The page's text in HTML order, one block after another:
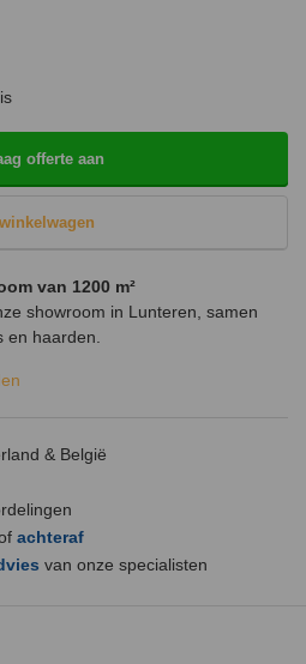
offerte aan
van 1200 m²
showroom in Lunteren, samen
haarden.
& België
achteraf
van onze specialisten